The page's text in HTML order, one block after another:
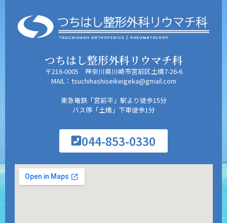
つちはし整形外科リウマチ科
〒216-0005 神奈川県川崎市宮前区土橋7-26-6
MAIL：tsuchihashiseikeigeka@gmail.com
東急電鉄「宮前平」駅より徒歩15分
バス停「土橋」下車徒歩1分
044-853-0330